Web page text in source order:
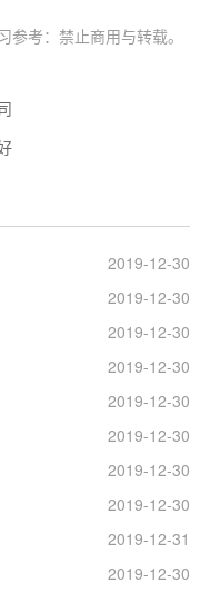
考：禁止商用与转载。
2019-12-30
2019-12-30
2019-12-30
2019-12-30
2019-12-30
2019-12-30
2019-12-30
2019-12-30
2019-12-31
2019-12-30